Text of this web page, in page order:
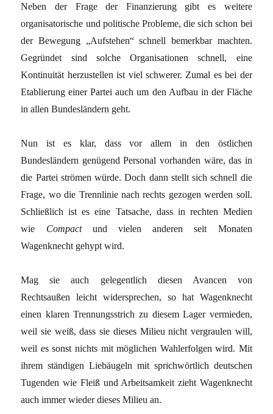
Neben der Frage der Finanzierung gibt es weitere
organisatorische und politische Probleme, die sich schon bei
der Bewegung „Aufstehen“ schnell bemerkbar machten.
Gegründet sind solche Organisationen schnell, eine
Kontinuität herzustellen ist viel schwerer. Zumal es bei der
Etablierung einer Partei auch um den Aufbau in der Fläche
in allen Bundesländern geht.
Nun ist es klar, dass vor allem in den östlichen
Bundesländern genügend Personal vorhanden wäre, das in
die Partei strömen würde. Doch dann stellt sich schnell die
Frage, wo die Trennlinie nach rechts gezogen werden soll.
Schließlich ist es eine Tatsache, dass in rechten Medien
wie Compactund vielen anderen seit Monaten
Wagenknecht gehypt wird.
Mag sie auch gelegentlich diesen Avancen von
Rechtsaußen leicht widersprechen, so hat Wagenknecht
einen klaren Trennungsstrich zu diesem Lager vermieden,
weil sie weiß, dass sie dieses Milieu nicht vergraulen will,
weil es sonst nichts mit möglichen Wahlerfolgen wird. Mit
ihrem ständigen Liebäugeln mit sprichwörtlich deutschen
Tugenden wie Fleiß und Arbeitsamkeit zieht Wagenknecht
auch immer wieder dieses Milieu an.